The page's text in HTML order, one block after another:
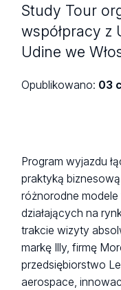
Study Tour
współpracy z
Udine we
Opublikowano: 03
Program wyjazdu
praktyką
różnorodne
działających na
trakcie wizyty
markę Illy, firmę
przedsiębiorstwo
aerospace,